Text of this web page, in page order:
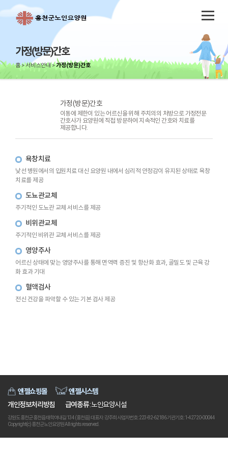
가정(방문)간호
홈 서비스안내 가정(방문)간호
가정(방문)간호
이동에 제한이 있는 어르신을 위해 주치의의 처방으로 가정전문
간호사가 요양원에 직접 방문하여 지속적인 간호와 치료를
제공합니다.
욕창치료
낯선 병원에서의 입원치료 대신 요양원 내에서 심리적 안정감이 유지된 상태로 욕창
치료를 제공
도뇨관교체
주기적인 도뇨관 교체 서비스를 제공
비위관교체
주기적인 비위관 교체 서비스를 제공
영양주사
어르신 상태에 맞는 영양주사를 통해 면역력 증진 및 항산화 효과, 골밀도 및 근육 강
화 효과 기대
혈액검사
전신 건강을 파악할 수 있는 기본 검사 제공
엔젤쇼핑몰
엔젤시스템
개인정보처리방침
급여종류: 노인요양시설
강원도 홍천군 홍천읍 태학여내길 134 (홍천읍) 대표자 : 강주희 사업자번호 : 223-82-62186 기관기호 : 1-42720-00044
Copyright(c) 홍천군노인요양원 All rights reserved.